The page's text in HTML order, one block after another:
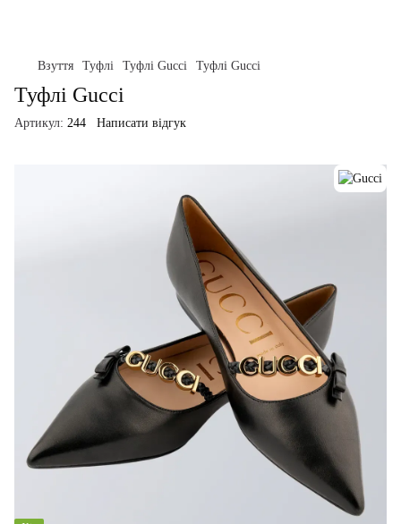
Взуття Туфлі Туфлі Gucci Туфлі Gucci
Туфлі Gucci
Артикул: 244 Написати відгук